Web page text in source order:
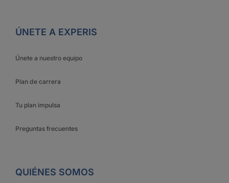
ÚNETE A EXPERIS
Únete a nuestro equipo
Plan de carrera
Tu plan impulsa
Preguntas frecuentes
QUIÉNES SOMOS